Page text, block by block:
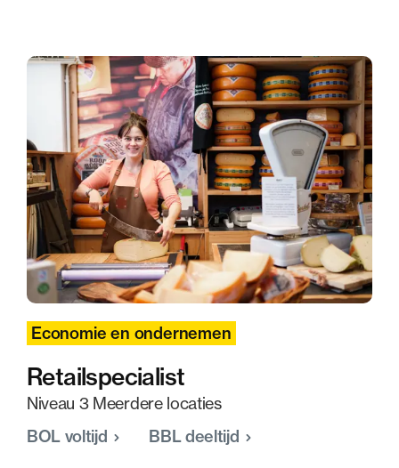
Retailspecialist
Economie en ondernemen
Niveau 3 Meerdere locaties
BOL voltijd
BBL deeltijd